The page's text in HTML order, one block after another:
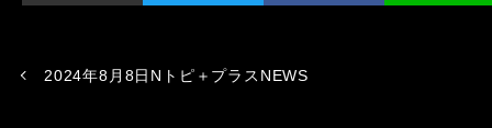
2024年8月8日Nトピ＋プラスNEWS